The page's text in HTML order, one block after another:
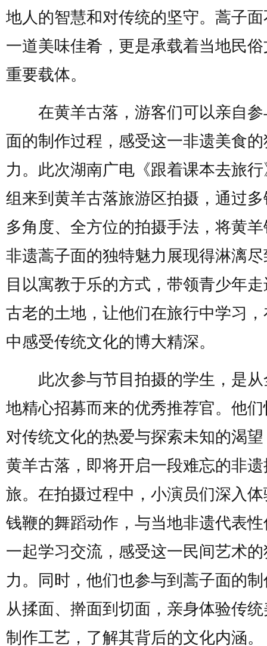
地人的智慧和对传统的坚守。蒿子
一道美味佳肴，更是承载着当地民
重要载体。
在黄羊古落，游客们可以亲自参
面的制作过程，感受这一非遗美食
力。此次湖南广电《跟着课本去旅
组来到黄羊古落旅游区拍摄，通过
多角度、全方位的拍摄手法，将黄
非遗蒿子面的独特魅力展现得淋漓
目以寓教于乐的方式，带领青少年
古老的土地，让他们在旅行中学习
中感受传统文化的博大精深。
此次参与节目拍摄的学生，是从
地精心招募而来的优秀推荐官。他
对传统文化的热爱与探索未知的渴
黄羊古落，即将开启一段难忘的非
旅。在拍摄过程中，小演员们深入
钱鞭的舞蹈动作，与当地非遗代表
一起学习交流，感受这一民间艺术
力。同时，他们也参与到蒿子面的
从揉面、擀面到切面，亲身体验传
制作工艺，了解其背后的文化内涵。